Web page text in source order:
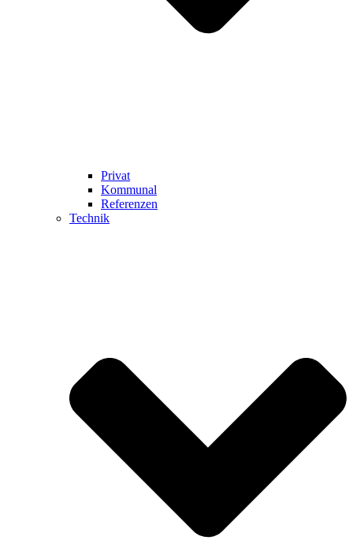
Privat
Kommunal
Referenzen
Technik